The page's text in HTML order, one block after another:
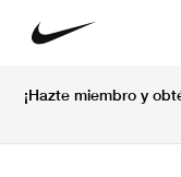
¡Hazte miembro y